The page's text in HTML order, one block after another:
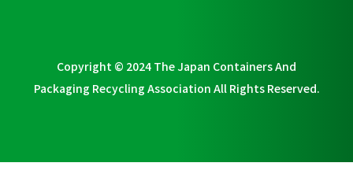
Copyright © 2024 The Japan Containers And
Packaging Recycling Association All Rights Reserved.